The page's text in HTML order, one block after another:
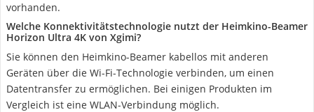
vorhanden.
Welche Konnektivitätstechnologie nutzt der Heimkino-Beamer
Horizon Ultra 4K von Xgimi?
Sie können den Heimkino-Beamer kabellos mit anderen
Geräten über die Wi-Fi-Technologie verbinden, um einen
Datentransfer zu ermöglichen. Bei einigen Produkten im
Vergleich ist eine WLAN-Verbindung möglich.